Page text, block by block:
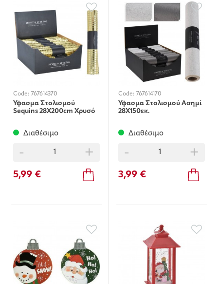
Code: 767614370
Υφασμα Στολισμού
Sequins 28X200cm Χρυσό
Διαθέσιμο
- +
5,99 €
Code: 767614170
Υφασμα Στολισμού Ασημί
28X150εκ.
Διαθέσιμο
- +
3,99 €